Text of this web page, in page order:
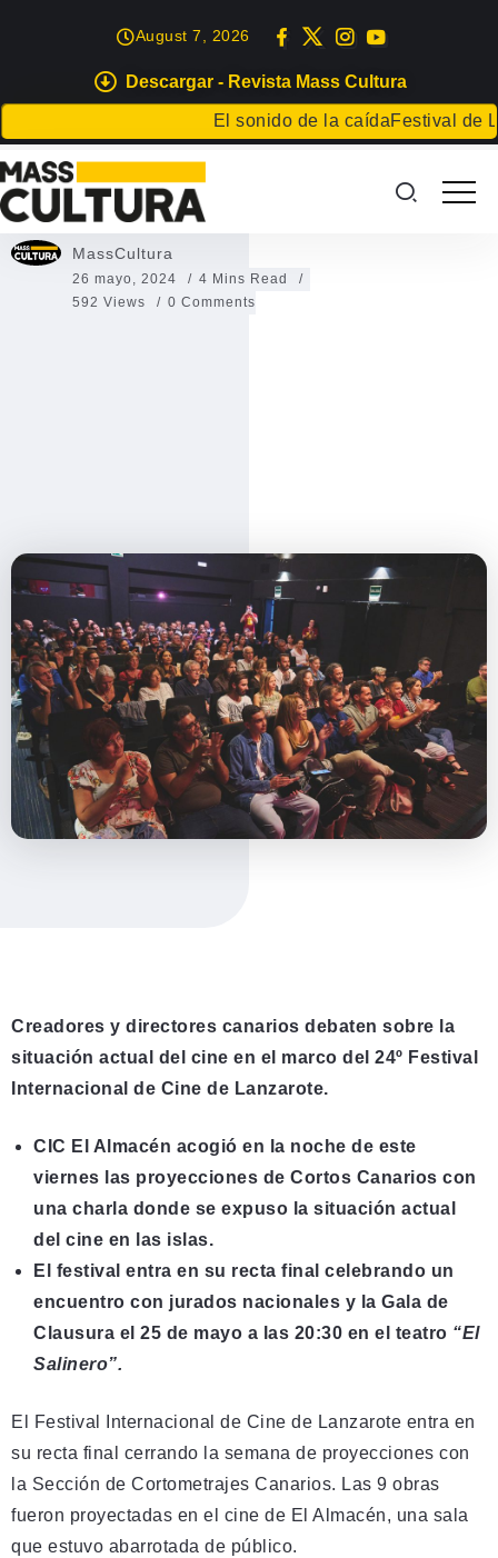
Descargar - Revista Mass Cultura
El sonido de la caídaFestival de
August 7, 2026
EVENTOS
Cortometrajes Canarios
Cortometrajes Canarios
MassCultura
26 mayo, 2024
4 Mins Read
592 Views
0 Comments
Creadores y directores canarios debaten sobre la
situación actual del cine en el marco del 24º Festival
Internacional de Cine de Lanzarote.
CIC El Almacén acogió en la noche de este
viernes las proyecciones de Cortos Canarios con
una charla donde se expuso la situación actual
del cine en las islas.
El festival entra en su recta final celebrando un
encuentro con jurados nacionales y la Gala de
Clausura el 25 de mayo a las 20:30 en el teatro “El
Salinero”.
El Festival Internacional de Cine de Lanzarote entra en
su recta final cerrando la semana de proyecciones con
la Sección de Cortometrajes Canarios. Las 9 obras
fueron proyectadas en el cine de El Almacén, una sala
que estuvo abarrotada de público.